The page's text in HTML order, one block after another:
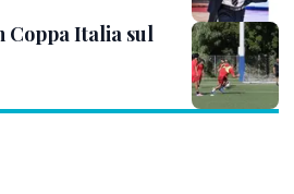
Coppa Italia sul